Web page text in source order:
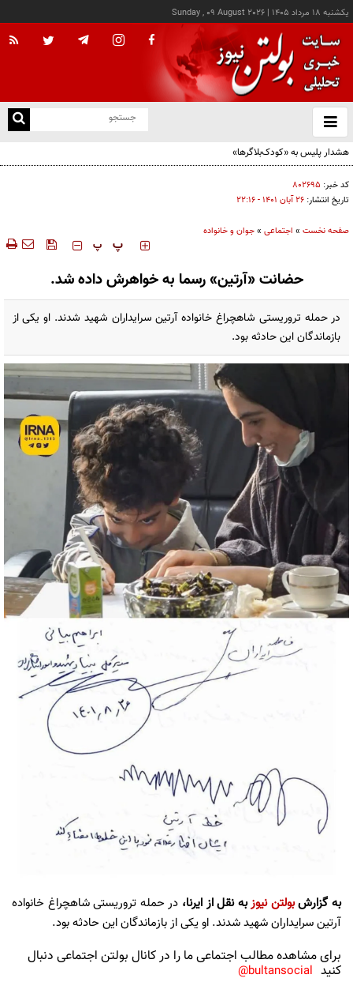
يکشنبه ۱۸ مرداد ۱۴۰۵ |
Sunday , 09 August 2026
باز
و
هشدار پلیس به «کودک‌بلاگرها»
کد خبر: ۸۰۲۶۹۵
تاریخ انتشار: ۲۶ آبان ۱۴۰۱ - ۲۲:۱۶
صفحه نخست » اجتماعی »جوان و خانواده
‍‍‍ پ پ
حضانت «آرتین» رسما به خواهرش داده شد.
در حمله تروریستی شاهچراغ خانواده آرتین سرایداران شهید شدند. او یکی از
بازماندگان این حادثه بود.
به گزارشبولتن نیوزبه نقل از ایرنا، در حمله تروریستی شاهچراغ خانواده
آرتین سرایداران شهید شدند. او یکی از بازماندگان این حادثه بود.
برای مشاهده مطالب اجتماعی ما را در کانال بولتن اجتماعی دنبال
کنید bultansocial@